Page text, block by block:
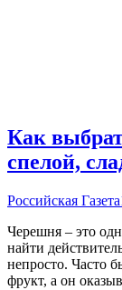
Как
спелой,
Российская Газета
Черешня – это
найти
непросто. Часто
фрукт, а он